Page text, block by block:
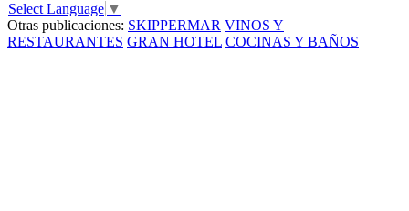
Select Language ▼
Otras publicaciones: SKIPPERMAR VINOS Y
RESTAURANTES GRAN HOTEL COCINAS Y BAÑOS